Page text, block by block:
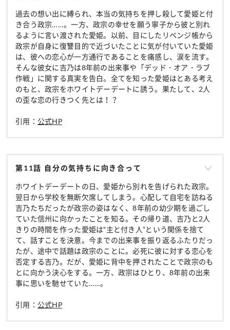
過去の想い出に縛られ、本当の気持ちを押し殺して愛姫と付
き合う政宗……。一方、政宗の幸せを願う寧子から彼と別れ
るように言い渡された愛姫。以前、目にしたリベンジ帳から
政宗が自身に復讐目的で近づいたことに気が付いていた愛姫
は、彼への恋心が一方通行であることを痛感し、涙を流す。
そんな彼女に吉乃は8年前の出来事や「デッド・オア・ラブ
作戦」に関する真実を告白。全てを知った愛姫はとある考え
のもと、政宗をホワイトデーデートに誘う。果たして、2人
の歪な恋の行きつく先とは！？
引用： 公式HP
第11話 自分の気持ちに向き合って
ホワイトデーデートの日、愛姫から別れを告げられた政宗。
翌日から学校を無断欠席してしまう。心配して自宅を訪ねる
吉乃たちだったが政宗の姿はなく、8年前の幼少期を過ごし
ていた信州に向かったことを知る。その帰り道、吉乃と2人
きりの時間を作った愛姫は“主と付き人”という関係を捨て
て、話すことを決意。今までの出来事を振り返るふたりだっ
たが、途中で話題は政宗のことに。必死に彼に対する恋心を
否定する吉乃。だが、愛姫に背中を押されたことで政宗のも
とに向かう決心をする。一方、政宗はひとり、8年前の出来
事に思いを馳せていた……。
引用： 公式HP